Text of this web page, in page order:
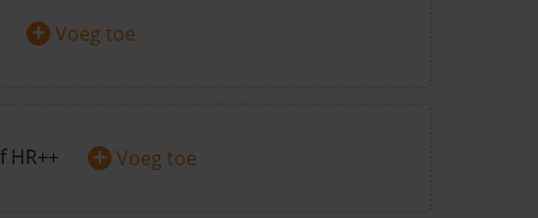
+ Voeg toe
HR++ + Voeg toe